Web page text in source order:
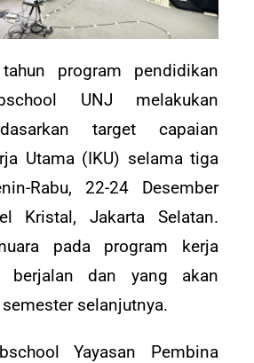
program pendidikan
UNJ melakukan
target capaian
Utama (IKU) selama tiga
Rabu, 22-24 Desember
Kristal, Jakarta Selatan.
pada program kerja
berjalan dan yang akan
selanjutnya.
Yayasan Pembina